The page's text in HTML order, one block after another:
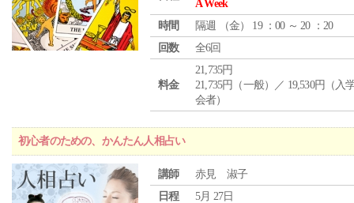
A Week
時間
隔週 （金） 19 ：00 ～ 20 ：20
回数
全6回
料金
21,735円
21,735円（一般）／ 19,530円（入
会者）
初心者のための、かんたん人相占い
講師
赤見 淑子
日程
5月 27日